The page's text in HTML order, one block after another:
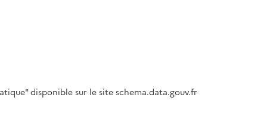
disponible sur le site schema.data.gouv.fr